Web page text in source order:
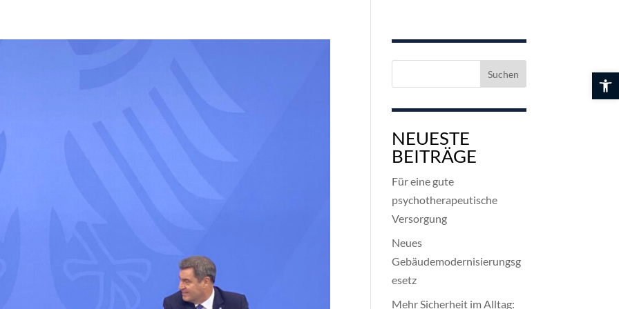
NEUESTE
BEITRÄGE
Für eine gute
psychotherapeutische
Versorgung
Neues
Gebäudemodernisierungsg
esetz
Mehr Sicherheit im Alltag: